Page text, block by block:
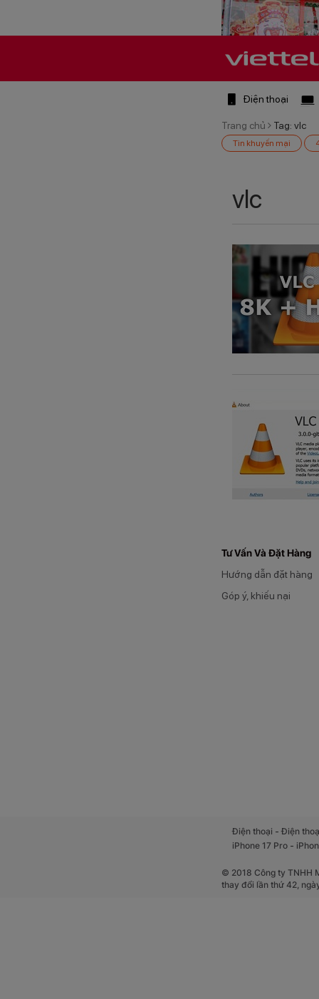
Điện thoại
Trang chủ Tag: vlc
Tin khuyến mại
vlc
Tư Vấn Và Đặt Hàng
Hướng dẫn đặt hàng
Góp ý, khiếu nại
Điện thoại -Điện
iPhone 17 Pro -
© 2018 Công ty TNHH
thay đổi lần thứ 42,